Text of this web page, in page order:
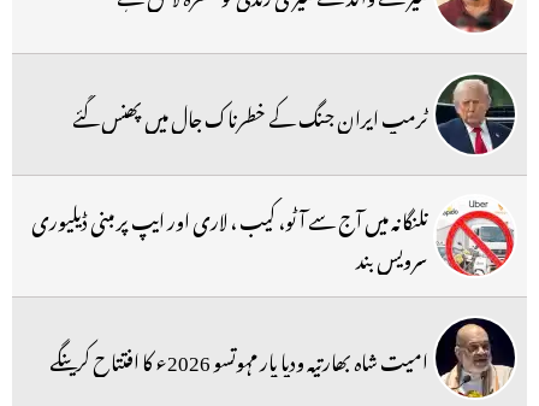
ٹرمپ ایران جنگ کے خطرناک جال میں پھنس گئے
تلنگانہ میں آج سے آٹو، کیب ، لاری اور ایپ پر مبنی ڈیلیوری
سرویس بند
امیت شاہ بھارتیہ ودیا پار مہوتسو 2026ء کا افتتاح کرینگے